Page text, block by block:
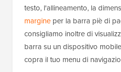
testo, l'allineamento, la
margine per la barra piè di
consigliamo inoltre di
barra su un dispositivo
copra il tuo menu di